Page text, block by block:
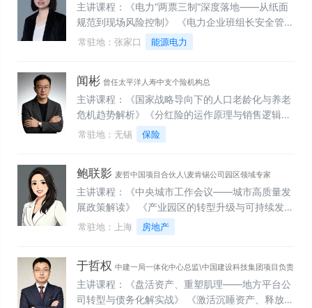
主讲课程：《电力“两票三制”深度落地——从纸面
规范到现场风险控制》 《电力企业班组长安全管理
实务：管过程、控行为、强应急》 《电力生产从业
人员安全意识培养与风险防控》 《电力企业安全生
患排查治理》 《电力企业职业健康安全管理体系建
设培训》 《电力安全生产人员履职能力提升》
常驻地：张家口 能源电力
闻彬 曾任太平洋人寿中支个险机构总
主讲课程：《国家战略导向下的人口老龄化与养老
危机趋势解析》《分红险的运作原理与销售逻辑》
《利率下行周期金融资产的配置策略》《高净值客
群特征分析与大额保单营销》《保险金信托：如何
销、方案制作与客户服务中的应用》《保险产品的
精算定价原理及监管逻辑》《保险人必须掌握的分
红险运作原理》
常驻地：无锡 保险
鲍联影 麦哲中国项目合伙人\麦肯锡公司园区领域专家
主讲课程：《中央城市工作会议——城市高质量发
展政策解读》 《产业园区的转型升级与可持续发
展》 《产城融合的道与术——底层逻辑、规划、实
间价值重塑》 《产业升级背景下城市活力的提升与
机遇》
常驻地：上海 房地产
于哲权 中建一局一体化中心总监\中国建设科技集团项目负责
人
主讲课程：《盘活资产、重塑肌理——地方平台公
司转型与债务化解实战》 《激活沉睡资产、释放国